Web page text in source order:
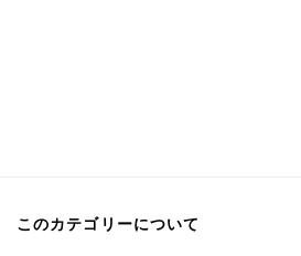
このカテゴリーについて